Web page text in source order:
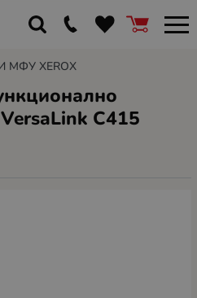
МФУ XEROX
C415